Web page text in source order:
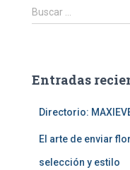
B
u
r
Buscar …
Entradas
Directorio:
El arte de enviar
selección y estilo